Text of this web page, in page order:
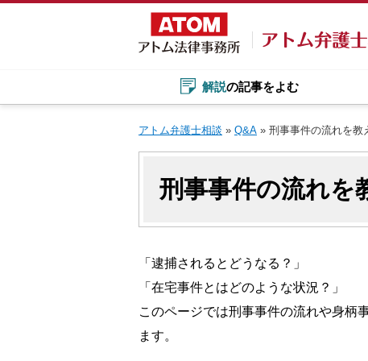
Skip
解説の記事をよむ
アトム弁護士相談 » Q&A » 刑事事件の流れを教
刑事事件の流れを
「逮捕されるとどうなる？」
「在宅事件とはどのような状況？」
このページでは刑事事件の流れや身柄
ます。